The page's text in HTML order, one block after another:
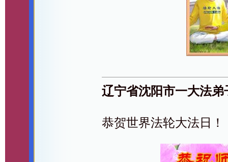
辽宁省沈阳市一大法
恭贺世界法轮大法日！